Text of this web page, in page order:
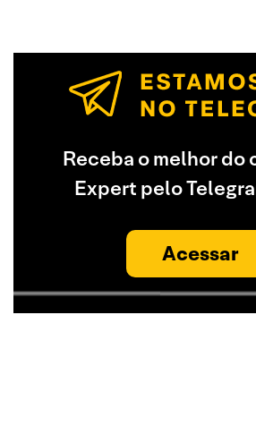
Receba o melhor do
Expert pelo
Acessar